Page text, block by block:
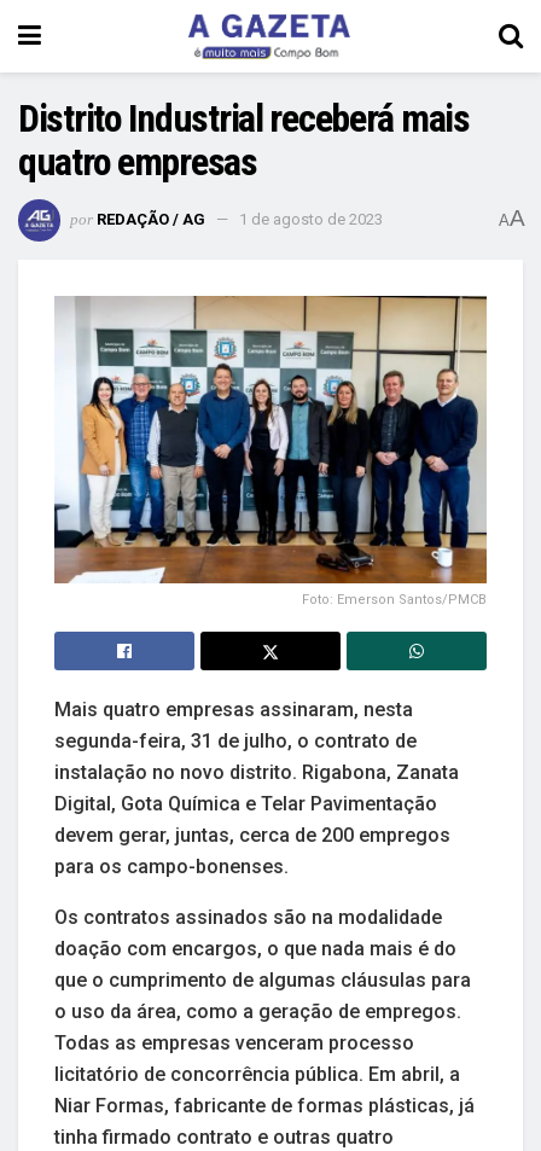
Distrito Industrial receberá mais
quatro empresas
por REDAÇÃO / AG 1 de agosto de 2023 AA
Foto: Emerson Santos/PMCB
Mais quatro empresas assinaram, nesta
segunda-feira, 31 de julho, o contrato de
instalação no novo distrito. Rigabona, Zanata
Digital, Gota Química e Telar Pavimentação
devem gerar, juntas, cerca de 200 empregos
para os campo-bonenses.
Os contratos assinados são na modalidade
doação com encargos, o que nada mais é do
que o cumprimento de algumas cláusulas para
o uso da área, como a geração de empregos.
Todas as empresas venceram processo
licitatório de concorrência pública. Em abril, a
Niar Formas, fabricante de formas plásticas, já
tinha firmado contrato e outras quatro